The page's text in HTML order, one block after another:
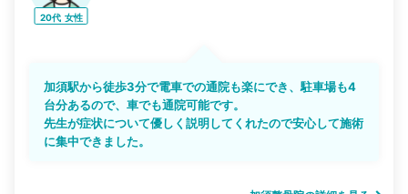
20代 女性
加須駅から徒歩3分で電車での通院も楽にでき、駐車場も4
台分あるので、車でも通院可能です。
先生が症状について優しく説明してくれたので安心して施術
に集中できました。